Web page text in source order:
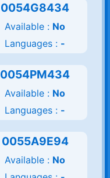
0054G8434
Available : No
Languages : -
0054PM434
Available : No
Languages : -
0055A9E94
Available : No